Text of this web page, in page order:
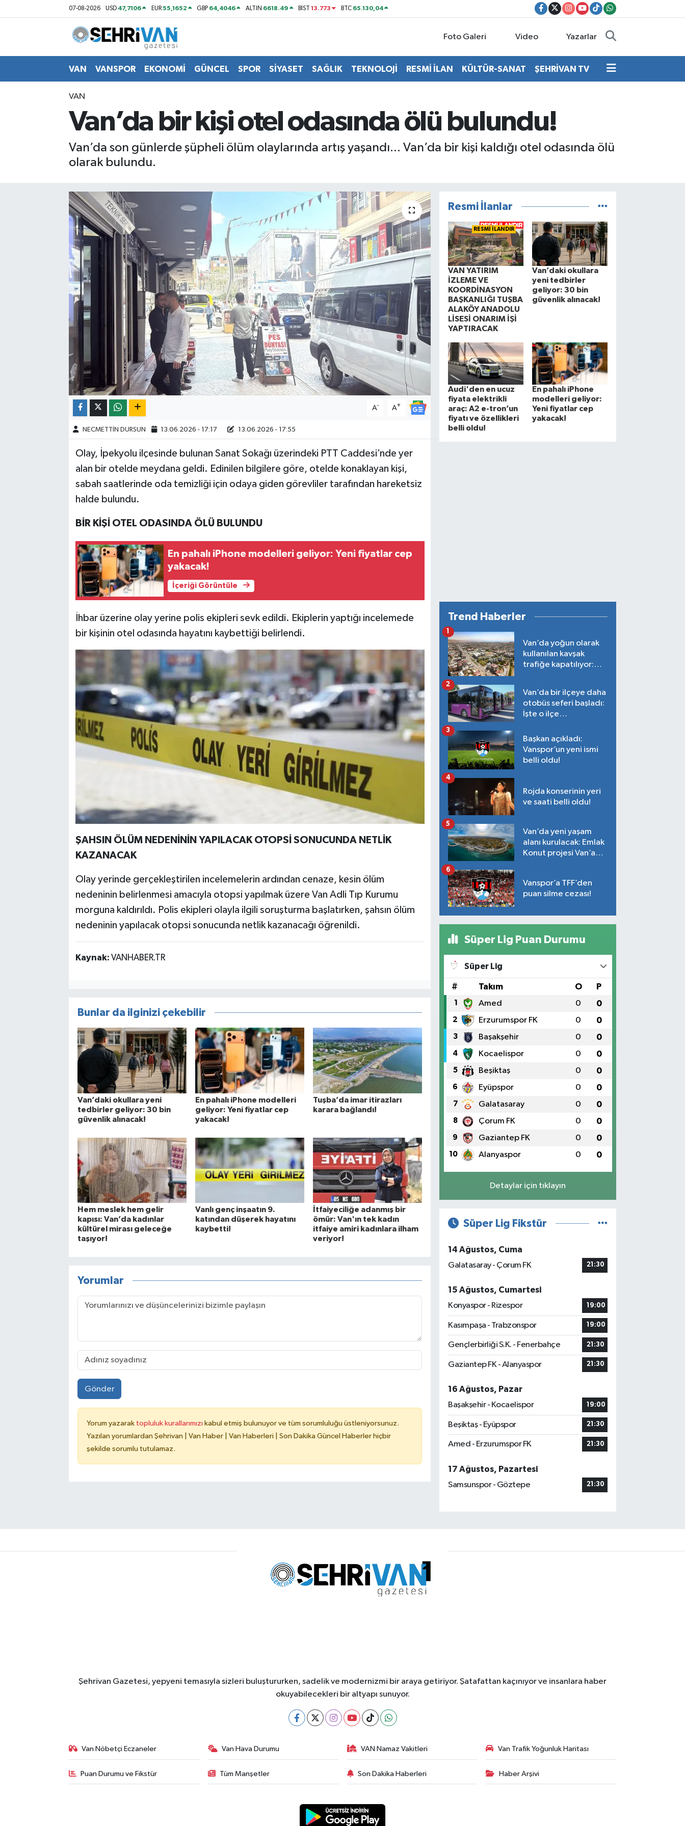
07-08-2026 USD 47,7106 EUR55,1652 GBP 64,4046 ALTIN 6618.49 BİST13.773 BTC 65.130,04
Foto Galeri Video Yazarlar
VAN VANSPOR EKONOMİ GÜNCEL SPOR SİYASET SAĞLIK TEKNOLOJİ RESMİ İLAN KÜLTÜR-SANAT ŞEHRİVAN TV
VAN
Van’da bir kişi otel odasında ölü bulundu!
Van’da son günlerde şüpheli ölüm olaylarında artış yaşandı... Van’da bir kişi kaldığı otel odasında ölü
olarak bulundu.
A- A+
NECMETTİN DURSUN 13.06.2026 - 17:17 13.06.2026 - 17:55
Olay, İpekyolu ilçesinde bulunan Sanat Sokağı üzerindeki PTT Caddesi’nde yer
alan bir otelde meydana geldi. Edinilen bilgilere göre, otelde konaklayan kişi,
sabah saatlerinde oda temizliği için odaya giden görevliler tarafından hareketsiz
halde bulundu.
BİR KİŞİ OTEL ODASINDA ÖLÜ BULUNDU
En pahalı iPhone modelleri geliyor: Yeni fiyatlar cep
yakacak!
İçeriği Görüntüle
İhbar üzerine olay yerine polis ekipleri sevk edildi. Ekiplerin yaptığı incelemede
bir kişinin otel odasında hayatını kaybettiği belirlendi.
ŞAHSIN ÖLÜM NEDENİNİN YAPILACAK OTOPSİ SONUCUNDA NETLİK
KAZANACAK
Olay yerinde gerçekleştirilen incelemelerin ardından cenaze, kesin ölüm
nedeninin belirlenmesi amacıyla otopsi yapılmak üzere Van Adli Tıp Kurumu
morguna kaldırıldı. Polis ekipleri olayla ilgili soruşturma başlatırken, şahsın ölüm
nedeninin yapılacak otopsi sonucunda netlik kazanacağı öğrenildi.
Kaynak: VANHABER.TR
Bunlar da ilginizi çekebilir
Van’daki okullara yeni
tedbirler geliyor: 30 bin
güvenlik alınacak!
En pahalı iPhone modelleri
geliyor: Yeni fiyatlar cep
yakacak!
Tuşba’da imar itirazları
karara bağlandı!
Hem meslek hem gelir
kapısı: Van’da kadınlar
kültürel mirası geleceğe
taşıyor!
Vanlı genç inşaatın 9.
katından düşerek hayatını
kaybetti!
İtfaiyeciliğe adanmış bir
ömür: Van'ın tek kadın
itfaiye amiri kadınlara ilham
veriyor!
Yorumlar
Gönder
Yorum yazarak topluluk kurallarımızı kabul etmiş bulunuyor ve tüm sorumluluğu üstleniyorsunuz.
Yazılan yorumlardan Şehrivan | Van Haber | Van Haberleri | Son Dakika Güncel Haberler hiçbir
şekilde sorumlu tutulamaz.
Resmi İlanlar
RESMİ İLANDIR
VAN YATIRIM
İZLEME VE
KOORDİNASYON
BAŞKANLIĞI TUŞBA
ALAKÖY ANADOLU
LİSESİ ONARIM İŞİ
YAPTIRACAK
Van’daki okullara
yeni tedbirler
geliyor: 30 bin
güvenlik alınacak!
Audi'den en ucuz
fiyata elektrikli
araç: A2 e-tron’un
fiyatı ve özellikleri
belli oldu!
En pahalı iPhone
modelleri geliyor:
Yeni fiyatlar cep
yakacak!
Trend Haberler
Van’da yoğun olarak
kullanılan kavşak
trafiğe kapatılıyor:
1
Van’da bir ilçeye daha
otobüs seferi başladı:
İşte o ilçe…
2
Başkan açıkladı:
Vanspor’un yeni ismi
belli oldu!
3
Rojda konserinin yeri
ve saati belli oldu!
4
Van’da yeni yaşam
alanı kurulacak: Emlak
Konut projesi Van’a
5
Vanspor’a TFF’den
puan silme cezası!
6
Süper Lig Puan Durumu
Süper Lig
# Takım O P
1 Amed 0 0
2 Erzurumspor FK 0 0
3 Başakşehir 0 0
4 Kocaelispor 0 0
5 Beşiktaş 0 0
6 Eyüpspor 0 0
7 Galatasaray 0 0
8 Çorum FK 0 0
9 Gaziantep FK 0 0
10 Alanyaspor 0 0
Detaylar için tıklayın
Süper Lig Fikstür
14 Ağustos, Cuma
Galatasaray - Çorum FK
21:30
15 Ağustos, Cumartesi
Konyaspor - Rizespor
19:00
Kasımpaşa - Trabzonspor 19:00
Gençlerbirliği S.K. - Fenerbahçe 21:30
Gaziantep FK - Alanyaspor 21:30
16 Ağustos, Pazar
Başakşehir - Kocaelispor
19:00
Beşiktaş - Eyüpspor 21:30
Amed - Erzurumspor FK 21:30
17 Ağustos, Pazartesi
Samsunspor - Göztepe
21:30
Şehrivan Gazetesi, yepyeni temasıyla sizleri buluştururken, sadelik ve modernizmi bir araya getiriyor. Şatafattan kaçınıyor ve insanlara haber
okuyabilecekleri bir altyapı sunuyor.
Van Nöbetçi Eczaneler Van Hava Durumu VAN Namaz Vakitleri Van Trafik Yoğunluk Haritası
Puan Durumu ve Fikstür Tüm Manşetler Son Dakika Haberleri Haber Arşivi
Van Nöbetçi Eczaneler
Van Hava Durumu
Van Trafik Yoğunluk Haritası
Süper Lig Puan Durumu ve Fikstür
Tüm Manşetler
Son Dakika Haberleri
Haber Arşivi